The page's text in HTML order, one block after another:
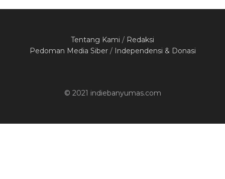
Tentang Kami / Redaksi
Pedoman Media Siber/ Independensi & Donasi
© 2021 indiebanyumas.com